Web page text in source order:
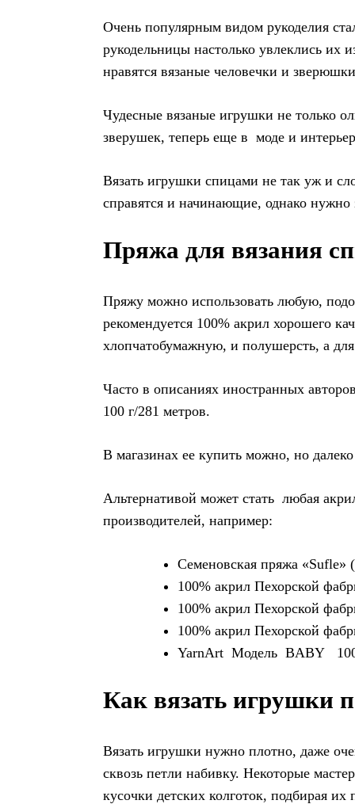
Очень популярным видом рукоделия
рукодельницы настолько увлеклись их
нравятся вязаные человечки и
Чудесные вязаные игрушки не только
зверушек, теперь еще в моде и
Вязать игрушки спицами не так уж и
справятся и начинающие, однако нужно
Пряжа для вязания
Пряжу можно использовать любую,
рекомендуется 100% акрил хорошего
хлопчатобумажную, и полушерсть, а
Часто в описаниях иностранных
100 г/281 метров.
В магазинах ее купить можно, но
Альтернативой может стать любая
производителей, например:
Семеновская пряжа «Sufle»
100% акрил Пехорской
100% акрил Пехорской
100% акрил Пехорской
YarnArt Модель BABY
Как вязать игрушки
Вязать игрушки нужно плотно, даже
сквозь петли набивку. Некоторые
кусочки детских колготок, подбирая